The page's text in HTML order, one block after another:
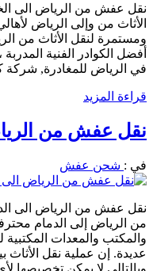
نقل عفش من الرياض الى
الأثاث من وإلى الرياض
ومستمرة لنقل الأثاث من
أفضل الكوادر الفنية
في الرياض للمغادرة, شركة
قراءة المزيد
نقل عفش من
في : شحن عفش
نقل عفش من الرياض الى
من الرياض إلى الدمام
والمكتب والمعدات
عديدة. إن عملية نقل
وبالتالي لا يمكن تخصيصها